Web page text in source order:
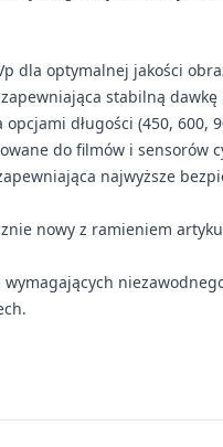
dla optymalnej jakości
stabilną
długości (450, 600,
do filmów i sensorów
najwyższe
nowy z ramieniem